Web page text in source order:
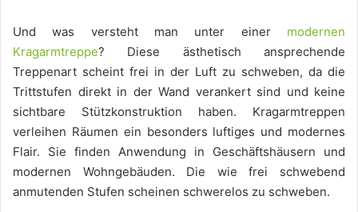
Und was versteht man unter einer modernen
Kragarmtreppe? Diese ästhetisch ansprechende
Treppenart scheint frei in der Luft zu schweben, da die
Trittstufen direkt in der Wand verankert sind und keine
sichtbare Stützkonstruktion haben. Kragarmtreppen
verleihen Räumen ein besonders luftiges und modernes
Flair. Sie finden Anwendung in Geschäftshäusern und
modernen Wohngebäuden. Die wie frei schwebend
anmutenden Stufen scheinen schwerelos zu schweben.